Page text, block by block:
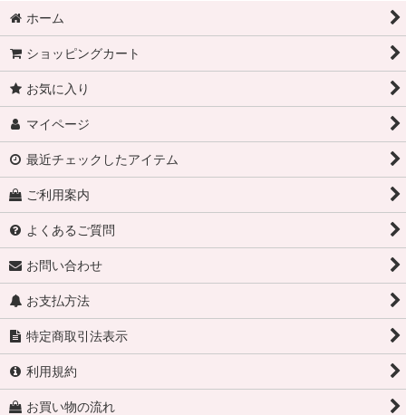
ホーム
ショッピングカート
お気に入り
マイページ
最近チェックしたアイテム
ご利用案内
よくあるご質問
お問い合わせ
お支払方法
特定商取引法表示
利用規約
お買い物の流れ